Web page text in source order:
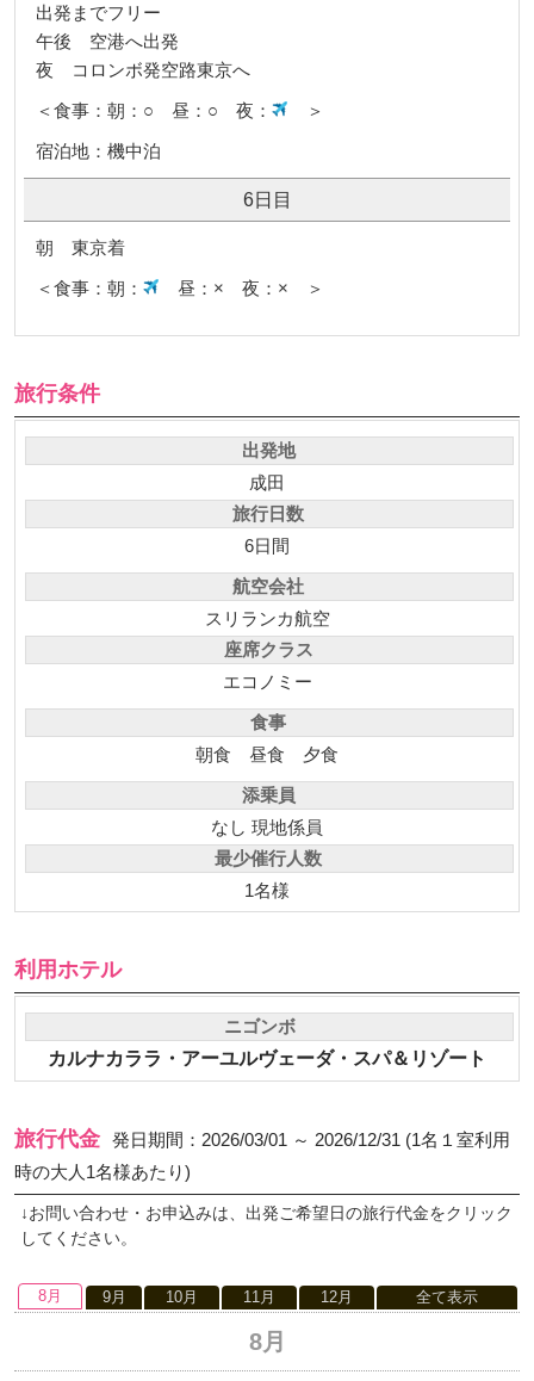
出発までフリー
午後 空港へ出発
夜 コロンボ発空路東京へ
＜食事：朝：○ 昼：○ 夜：
＞
宿泊地：機中泊
6日目
朝 東京着
＜食事：朝：
昼：× 夜：× ＞
旅行条件
出発地
成田
旅行日数
6日間
航空会社
スリランカ航空
座席クラス
エコノミー
食事
朝食 昼食 夕食
添乗員
なし 現地係員
最少催行人数
1名様
利用ホテル
ニゴンボ
カルナカララ・アーユルヴェーダ・スパ＆リゾート
旅行代金 発日期間：2026/03/01 ～ 2026/12/31 (1名１室利用
時の大人1名様あたり)
↓お問い合わせ・お申込みは、出発ご希望日の旅行代金をクリック
してください。
8月 9月 10月 11月 12月 全て表示
8月